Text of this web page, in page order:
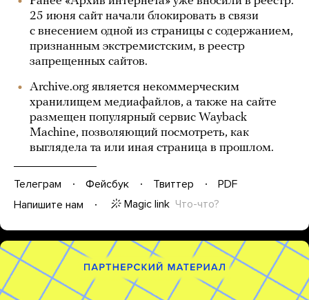
25 июня сайт начали блокировать в связи
с внесением одной из страницы с содержанием,
признанным экстремистским, в реестр
запрещенных сайтов.
Archive.org является некоммерческим
хранилищем медиафайлов, а также на сайте
размещен популярный сервис Wayback
Machine, позволяющий посмотреть, как
выглядела та или иная страница в прошлом.
Телеграм Фейсбук Твиттер
PDF
Напишите нам
Magic link Что-что?